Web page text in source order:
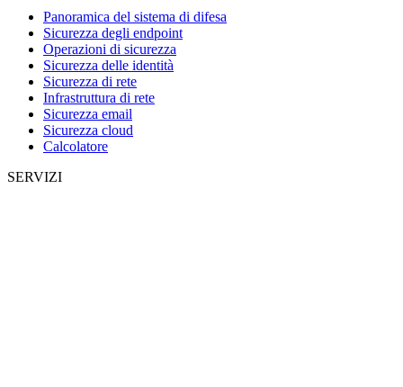
Panoramica del sistema di difesa
Sicurezza degli endpoint
Operazioni di sicurezza
Sicurezza delle identità
Sicurezza di rete
Infrastruttura di rete
Sicurezza email
Sicurezza cloud
Calcolatore
SERVIZI